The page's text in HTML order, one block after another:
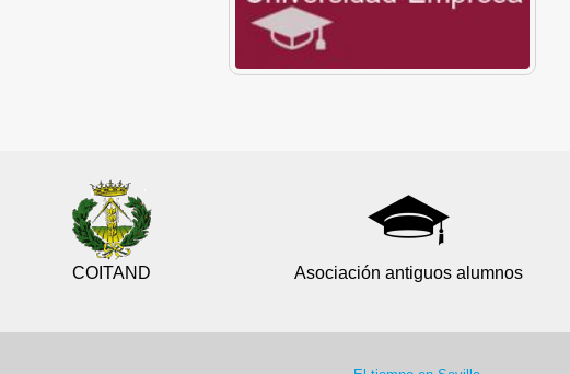
COITAND Asociación antiguos alumnos